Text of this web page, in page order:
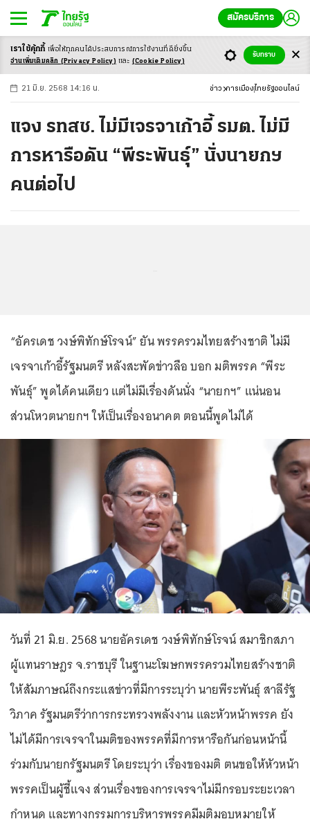
สมัครบริการ
-ก ก ก+
21 มิ.ย. 2568 14:16 น. ข่าว การเมือง ไทยรัฐออนไลน์
แจง รทสช. ไม่มีเจรจาเก้าอี้ รมต. ไม่มี
การหารือดัน “พีระพันธุ์” นั่งนายกฯ
คนต่อไป
“อัครเดช วงษ์พิทักษ์โรจน์” ยัน พรรครวมไทยสร้างชาติ ไม่มี
เจรจาเก้าอี้รัฐมนตรี หลังสะพัดข่าวลือ บอก มติพรรค “พีระ
พันธุ์” พูดได้คนเดียว แต่ไม่มีเรื่องดันนั่ง “นายกฯ” แน่นอน
ส่วนโหวตนายกฯ ให้เป็นเรื่องอนาคต ตอนนี้พูดไม่ได้
วันที่ 21 มิ.ย. 2568 นายอัครเดช วงษ์พิทักษ์โรจน์ สมาชิกสภา
ผู้แทนราษฎร จ.ราชบุรี ในฐานะโฆษกพรรครวมไทยสร้างชาติ
ให้สัมภาษณ์ถึงกระแสข่าวที่มีการระบุว่า นายพีระพันธุ์ สาลีรัฐ
วิภาค รัฐมนตรีว่าการกระทรวงพลังงาน และหัวหน้าพรรค ยัง
ไม่ได้มีการเจรจาในมติของพรรคที่มีการหารือกันก่อนหน้านี้
ร่วมกับนายกรัฐมนตรี โดยระบุว่า เรื่องของมติ ตนขอให้หัวหน้า
พรรคเป็นผู้ชี้แจง ส่วนเรื่องของการเจรจาไม่มีกรอบระยะเวลา
กำหนด และทางกรรมการบริหารพรรคมีมติมอบหมายให้
เราใช้คุ้กกี้ เพื่อให้ทุกคนได้ประสบการณ์การใช้งานที่ดียิ่งขึ้น
อ่านเพิ่มเติมคลิก (Privacy Policy) และ (Cookie Policy)
รับทราบ